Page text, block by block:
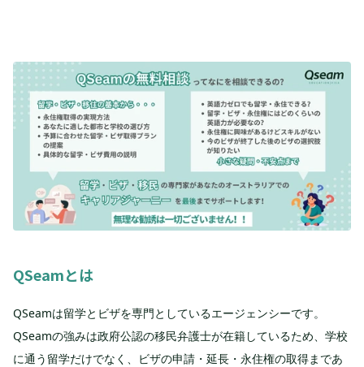
QSeamとは
QSeamは留学とビザを専門としているエージェンシーです。
QSeamの強みは政府公認の移民弁護士が在籍しているため、学校
に通う留学だけでなく、ビザの申請・延長・永住権の取得まであ